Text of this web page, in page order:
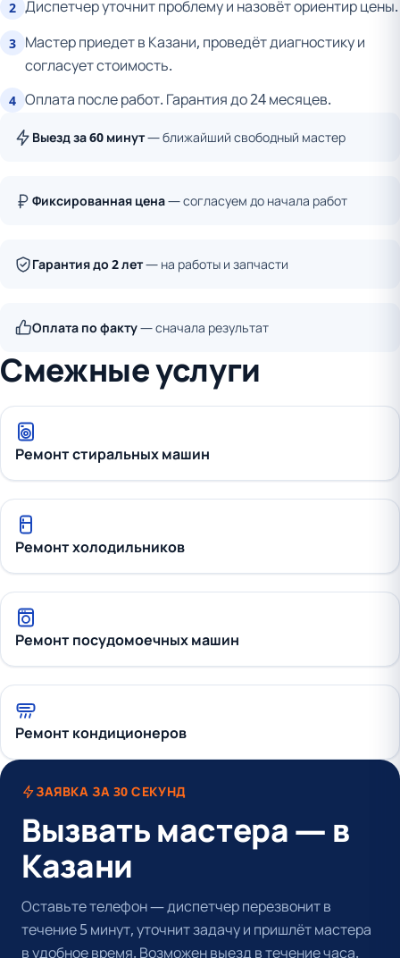
2 Диспетчер уточнит проблему и назовёт ориентир цены.
3 Мастер приедет в Казани, проведёт диагностику и
согласует стоимость.
4 Оплата после работ. Гарантия до 24 месяцев.
Выезд за 60 минут— ближайший свободный мастер
Фиксированная цена— согласуем до начала работ
Гарантия до 2 лет— на работы и запчасти
Оплата по факту— сначала результат
Смежные услуги
Ремонт стиральных машин
Ремонт холодильников
Ремонт посудомоечных машин
Ремонт кондиционеров
ЗАЯВКА ЗА 30 СЕКУНД
Вызвать мастера — в
Казани
Оставьте телефон — диспетчер перезвонит в
течение 5 минут, уточнит задачу и пришлёт мастера
в удобное время. Возможен выезд в течение часа.